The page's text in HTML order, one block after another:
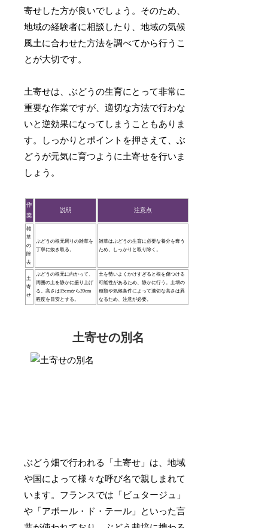
寄せした方が良いでしょう。そのため、
地域の経験者に相談したり、地域の気候
風土に合わせた方法を調べてから行うこ
とが大切です。
土寄せは、ぶどうの生育にとって非常に
重要な作業ですが、適切な方法で行わな
いと逆効果になってしまうこともありま
す。しっかりとポイントを押さえて、ぶ
どうが元気に育つように土寄せを行いま
しょう。
作
業
説明 注意点
雑
草
の
除
去
ぶどうの根元周りの雑草を
丁寧に抜き取る。
雑草はぶどうの生育に必要な養分を奪う
ため、しっかりと取り除く。
土
寄
せ
ぶどうの根元に向かって、
周囲の土を静かに盛り上げ
る。高さは15cmから20cm
程度を目安とする。
土を勢いよくかけすぎると根を傷つける
可能性があるため、静かに行う。土壌の
種類や気候条件によって適切な高さは異
なるため、注意が必要。
土寄せの別名
ぶどう畑で行われる「土寄せ」は、地域
や国によって様々な呼び名で親しまれて
います。フランスでは「ビュタージュ」
や「アポール・ド・テール」といった言